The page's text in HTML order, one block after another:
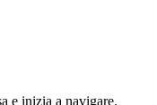
e inizia a navigare.